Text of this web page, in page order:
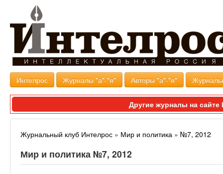
Интелрос Журналы "а"-"я" Авторы "а"-"я"
Другие журналы на
Журнальный клуб Интелрос » Мир и политика » №7, 2012
Мир и политика №7, 2012